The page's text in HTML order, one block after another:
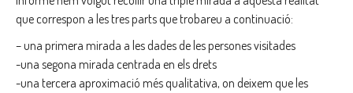
que correspon a les tres parts que trobareu a continuació:
– una primera mirada a les dades de les persones visitades
-una segona mirada centrada en els drets
-una tercera aproximació més qualitativa, on deixem que les